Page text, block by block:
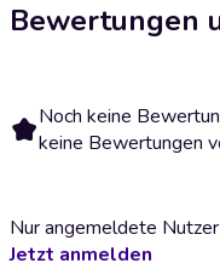
Bewertungen
Noch keine
keine Bewertungen
Nur angemeldete
Jetzt anmelden